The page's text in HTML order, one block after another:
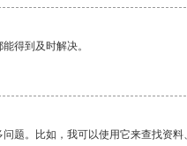
得到及时解决。
题。比如，我可以使用它来查找资料